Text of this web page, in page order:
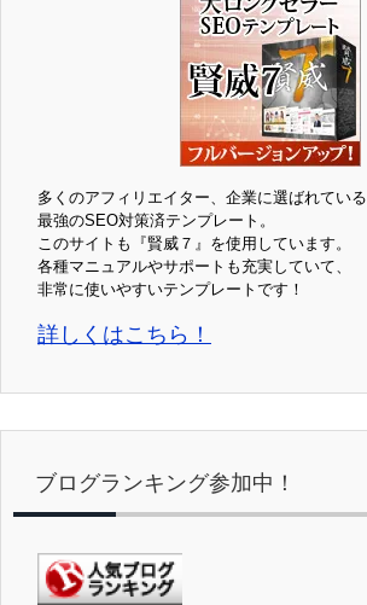
多くのアフィリエイター、企業に選ばれている
最強のSEO対策済テンプレート。
このサイトも『賢威７』を使用しています。
各種マニュアルやサポートも充実していて、
非常に使いやすいテンプレートです！
詳しくはこちら！
ブログランキング参加中！